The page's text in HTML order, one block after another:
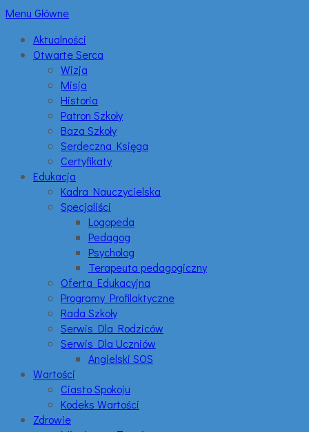
Menu Główne
Aktualności
Otwarte Serca
Wizja
Misja
Historia
Patron Szkoły
Baza Szkoły
Serdeczna Księga
Certyfikaty
Edukacja
Kadra Nauczycielska
Specjaliści
Logopeda
Pedagog
Psycholog
Terapeuta pedagogiczny
Oferta Edukacyjna
Programy Profilaktyczne
Rada Szkoły
Serwis Dla Rodziców
Serwis Dla Uczniów
Angielski SOS
Wartości
Ciasto Spokoju
Kodeks Wartości
Zdrowie